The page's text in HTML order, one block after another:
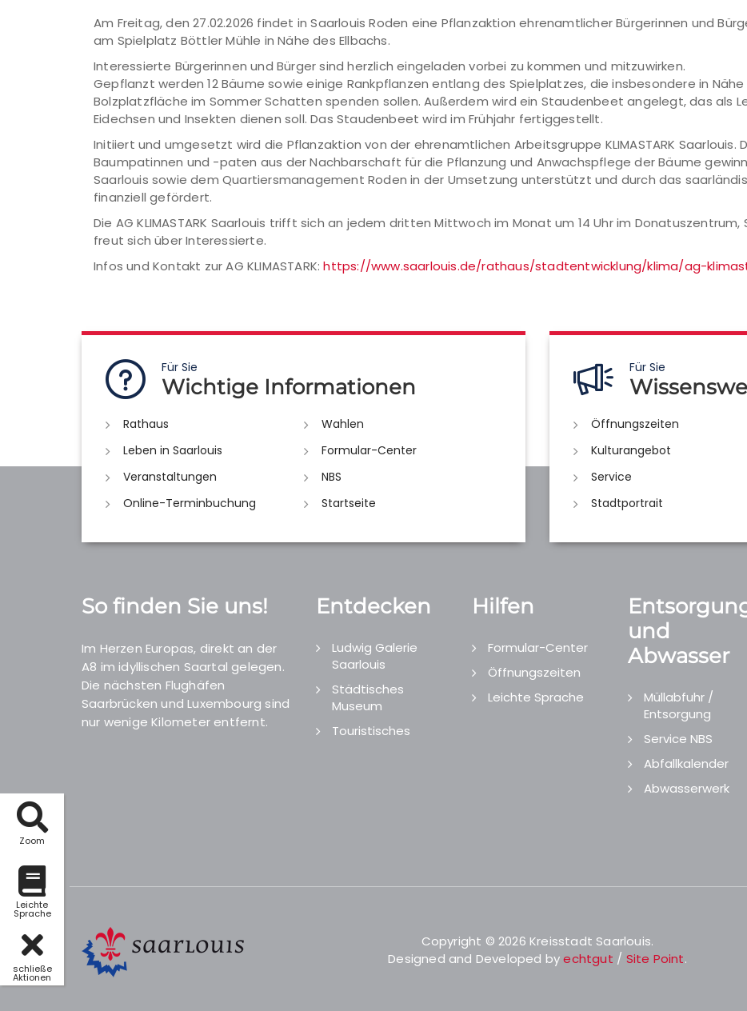
Zoom
Leichte
Sprache
schließe
Aktionen
Am Freitag, den 27.02.2026 findet in Saarlouis Roden eine Pflanzaktion ehrenamtlicher Bürgerinnen und
am Spielplatz Böttler Mühle in Nähe des Ellbachs.
Interessierte Bürgerinnen und Bürger sind herzlich eingeladen vorbei zu kommen und mitzuwirken.
Gepflanzt werden 12 Bäume sowie einige Rankpflanzen entlang des Spielplatzes, die insbesondere in
Bolzplatzfläche im Sommer Schatten spenden sollen. Außerdem wird ein Staudenbeet angelegt, das als
Eidechsen und Insekten dienen soll. Das Staudenbeet wird im Frühjahr fertiggestellt.
Initiiert und umgesetzt wird die Pflanzaktion von der ehrenamtlichen Arbeitsgruppe KLIMASTARK Saarlouis.
Baumpatinnen und -paten aus der Nachbarschaft für die Pflanzung und Anwachspflege der Bäume
Saarlouis sowie dem Quartiersmanagement Roden in der Umsetzung unterstützt und durch das
finanziell gefördert.
Die AG KLIMASTARK Saarlouis trifft sich an jedem dritten Mittwoch im Monat um 14 Uhr im
freut sich über Interessierte.
Infos und Kontakt zur AG KLIMASTARK:https://www.saarlouis.de/rathaus/stadtentwicklung/klima/ag-
Für Sie
Wichtige Informationen
Rathaus
Wahlen
Leben in Saarlouis
Formular-Center
Veranstaltungen
NBS
Online-Terminbuchung
Startseite
Für Sie
Öffnungszeiten
Kulturangebot
Service
Stadtportrait
So finden Sie uns!
Im Herzen Europas, direkt an der
A8 im idyllischen Saartal gelegen.
Die nächsten Flughäfen
Saarbrücken und Luxembourg sind
nur wenige Kilometer entfernt.
Entdecken
Ludwig Galerie
Saarlouis
Städtisches
Museum
Touristisches
Hilfen
Formular-Center
Öffnungszeiten
Leichte Sprache
und
Abwasser
Müllabfuhr /
Entsorgung
Service NBS
Abfallkalender
Abwasserwerk
Copyright © 2026 Kreisstadt Saarlouis.
Designed and Developed byechtgut / Site Point.